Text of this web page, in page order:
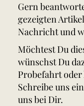
Gern
gezeigten
Nachricht und
Möchtest Du
wünschst Du
Probefahrt oder
Schreibe uns
uns bei Dir.